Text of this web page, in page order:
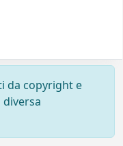
da copyright e